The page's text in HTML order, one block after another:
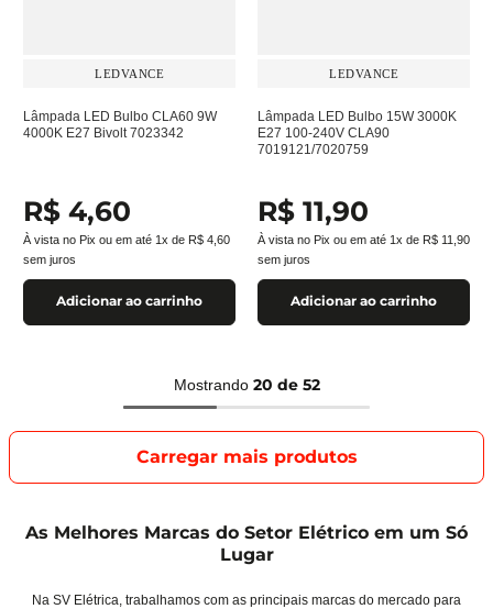
LEDVANCE
Lâmpada LED Bulbo CLA60 9W
4000K E27 Bivolt 7023342
R$ 4,60
À vista no Pix ou em até 1x de R$ 4 60
sem juros
Adicionar ao carrinho
LEDVANCE
Lâmpada LED Bulbo 15W 3000K
E27 100-240V CLA90
7019121/7020759
R$ 11,90
À vista no Pix ou em até 1x de R$ 11 90
sem juros
Adicionar ao carrinho
Mostrando 20 de 52
As Melhores Marcas do Setor Elétrico em um Só
Lugar
Na SV Elétrica, trabalhamos com as principais marcas do mercado para